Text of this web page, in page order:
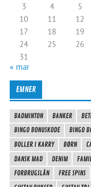
3
4 5
10
11 12
17
18 19
24
25 26
31
« mar
EMNER
BADMINTON BANKER
BINGO BONUSKODE
BINGO
BOLLER I KARRY
BØRN
DANSK MAD
DENIM
FORBRUGSLÅN
FREE SPINS